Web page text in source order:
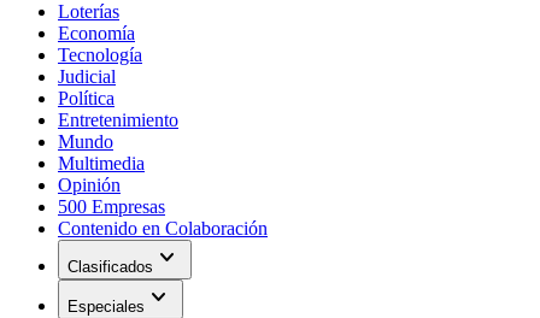
Loterías
Economía
Tecnología
Judicial
Política
Entretenimiento
Mundo
Multimedia
Opinión
500 Empresas
Contenido en Colaboración
Clasificados expand_more
Especiales expand_more